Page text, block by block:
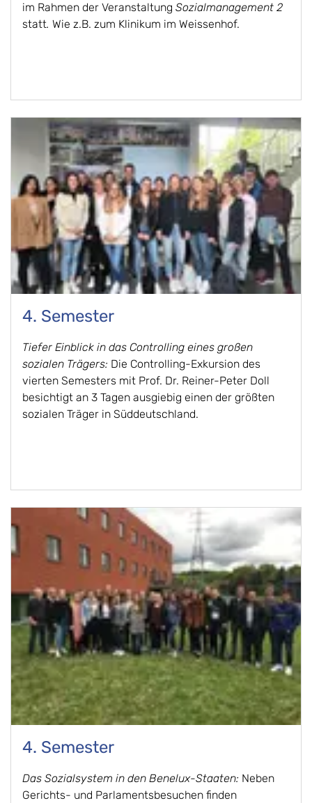
im Rahmen der Veranstaltung Sozialmanagement 2
statt. Wie z.B. zum Klinikum im Weissenhof.
4. Semester
Tiefer Einblick in das Controlling eines großen
sozialen Trägers: Die Controlling-Exkursion des
vierten Semesters mit Prof. Dr. Reiner-Peter Doll
besichtigt an 3 Tagen ausgiebig einen der größten
sozialen Träger in Süddeutschland.
4. Semester
Das Sozialsystem in den Benelux-Staaten: Neben
Gerichts- und Parlamentsbesuchen finden